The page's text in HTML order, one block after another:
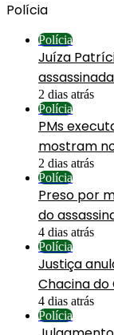
Polícia
Polícia
Juíza
2 dias atrás
Polícia
PMs
mostram
2 dias atrás
Polícia
Preso por
do
4 dias atrás
Polícia
Justiça
Chacina do
4 dias atrás
Polícia